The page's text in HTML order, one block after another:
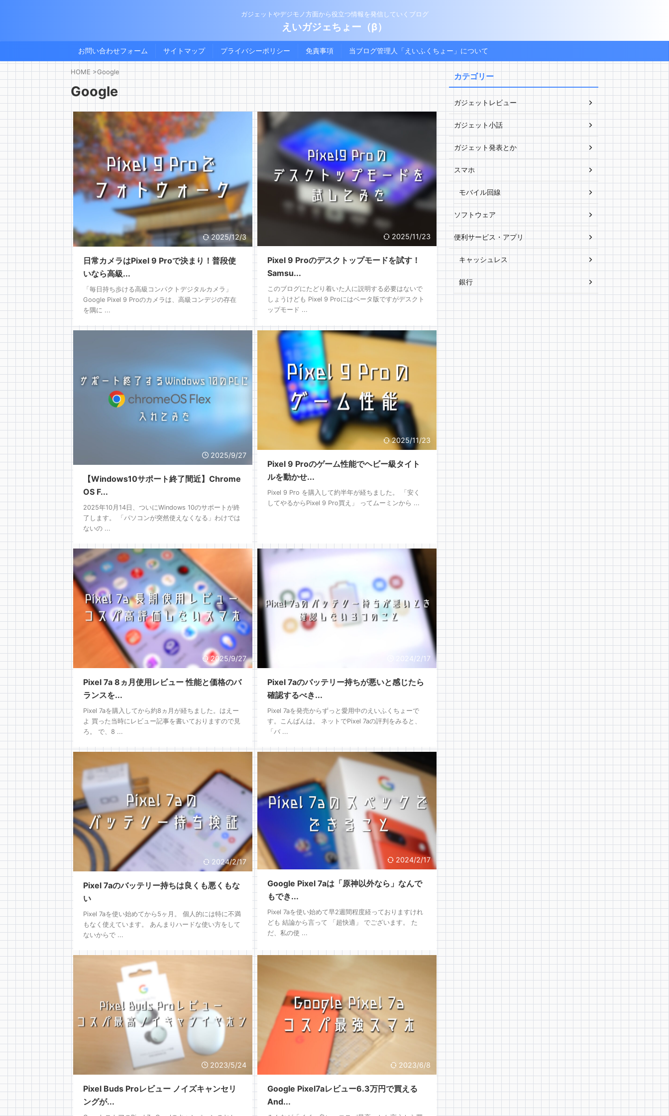
ガジェットやデジモノ方面から役立つ情報を発信していくブログ
えいガジェちょー（β）
お問い合わせフォーム サイトマップ プライバシーポリシー 免責事項 当ブログ管理人「えいふくちょー」について
HOME>Google
Google
2025/12/3
日常カメラはPixel 9 Proで決まり！普段使
いなら高級...
「毎日持ち歩ける高級コンパクトデジタルカメラ」
Google Pixel 9 Proのカメラは、高級コンデジの存在
を隅に ...
2025/11/23
Pixel 9 Proのデスクトップモードを試す！
Samsu...
このブログにたどり着いた人に説明する必要はないで
しょうけども Pixel 9 Proにはベータ版ですがデスクト
ップモード ...
2025/9/27
【Windows10サポート終了間近】Chrome
OS F...
2025年10月14日、ついにWindows 10のサポートが終
了します。 「パソコンが突然使えなくなる」わけでは
ないの ...
2025/11/23
Pixel 9 Proのゲーム性能でヘビー級タイト
ルを動かせ...
Pixel 9 Pro を購入して約半年が経ちました。 「安く
してやるからPixel 9 Pro買え」 ってムーミンから ...
2025/9/27
Pixel 7a 8ヵ月使用レビュー 性能と価格のバ
ランスを...
Pixel 7aを購入してから約8ヵ月が経ちました。はえー
よ 買った当時にレビュー記事を書いておりますので見
ろ。 で、8 ...
2024/2/17
Pixel 7aのバッテリー持ちが悪いと感じたら
確認するべき...
Pixel 7aを発売からずっと愛用中のえいふくちょーで
す。こんばんは。 ネットでPixel 7aの評判をみると、
「バ ...
2024/2/17
Pixel 7aのバッテリー持ちは良くも悪くもな
い
Pixel 7aを使い始めてから5ヶ月。 個人的には特に不満
もなく使えています。 あんまりハードな使い方をして
ないからで ...
2024/2/17
Google Pixel 7aは「原神以外なら」なんで
もでき...
Pixel 7aを使い始めて早2週間程度経っておりますけれ
ども 結論から言って 「超快適」 でございます。 た
だ、私の使 ...
2023/5/24
Pixel Buds Proレビュー ノイズキャンセリ
ングが...
2023/6/8
Google Pixel7aレビュー6.3万円で買える
And...
カテゴリー
ガジェットレビュー
ガジェット小話
ガジェット発表とか
スマホ
モバイル回線
ソフトウェア
便利サービス・アプリ
キャッシュレス
銀行